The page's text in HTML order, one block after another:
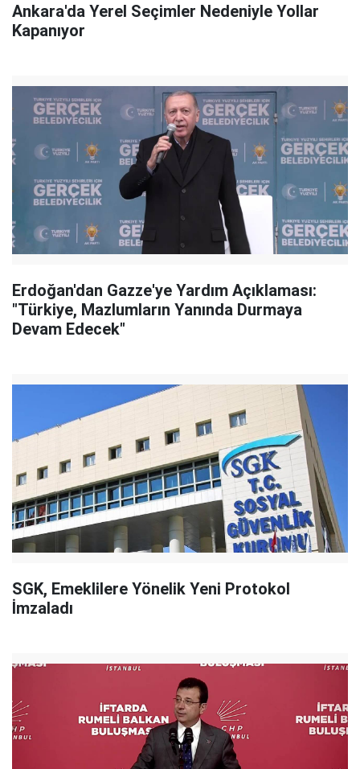
Ankara'da Yerel Seçimler Nedeniyle Yollar
Kapanıyor
Erdoğan'dan Gazze'ye Yardım Açıklaması:
"Türkiye, Mazlumların Yanında Durmaya
Devam Edecek"
SGK, Emeklilere Yönelik Yeni Protokol
İmzaladı